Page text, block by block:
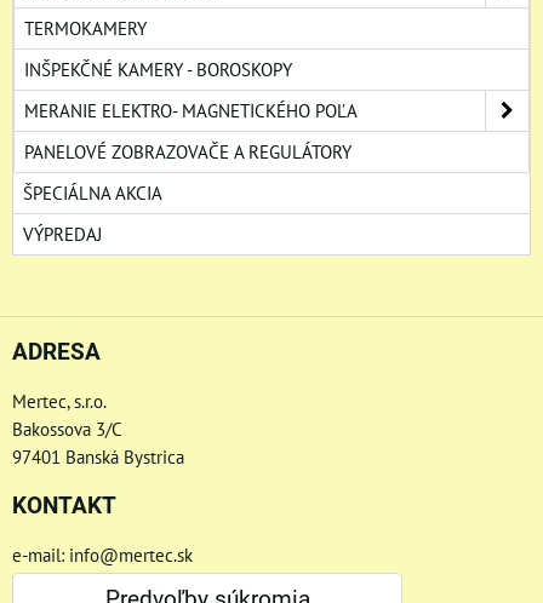
TERMOKAMERY
INŠPEKČNÉ KAMERY - BOROSKOPY
MERANIE ELEKTRO- MAGNETICKÉHO POĽA
PANELOVÉ ZOBRAZOVAČE A REGULÁTORY
ŠPECIÁLNA AKCIA
VÝPREDAJ
ADRESA
Mertec, s.r.o.
Bakossova 3/C
97401 Banská Bystrica
KONTAKT
e-mail: info@mertec.sk
Telefón: +421 48-4800 791